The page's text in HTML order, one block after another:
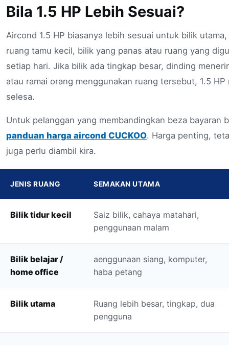
Bila 1.5 HP Lebih Sesuai?
Aircond 1.5 HP biasanya lebih sesuai untuk bilik
ruang tamu kecil, bilik yang panas atau ruang yang
setiap hari. Jika bilik ada tingkap besar, dinding
atau ramai orang menggunakan ruang tersebut, 1.5
selesa.
Untuk pelanggan yang membandingkan beza bayaran
panduan harga aircond CUCKOO. Harga penting,
juga perlu diambil kira.
JENIS RUANG SEMAKAN UTAMA
Bilik tidur kecil
Saiz bilik, cahaya matahari,
penggunaan malam
Bilik belajar /
home office
aenggunaan siang, komputer,
haba petang
Bilik utama
Ruang lebih besar, tingkap, dua
pengguna